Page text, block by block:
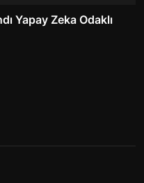
Yapay Zeka Odaklı